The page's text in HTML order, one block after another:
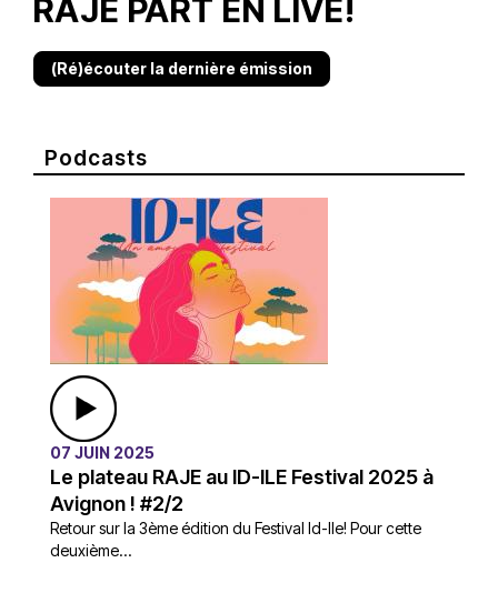
RAJE PART EN LIVE!
(Ré)écouter la dernière émission
Podcasts
07 JUIN 2025
Le plateau RAJE au ID-ILE Festival 2025 à
Avignon ! #2/2
Retour sur la 3ème édition du Festival Id-Ile! Pour cette
deuxième...